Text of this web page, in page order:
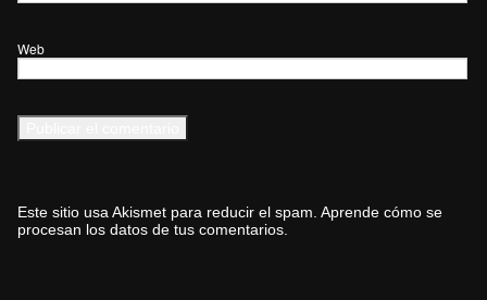
Web
Este sitio usa Akismet para reducir el spam. Aprende cómo se
procesan los datos de tus comentarios.